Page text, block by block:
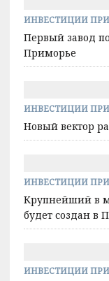
ИНВЕСТИЦИИ
Первый завод
Приморье
ИНВЕСТИЦИИ
Новый вектор
ИНВЕСТИЦИИ
Крупнейший в
будет создан в
ИНВЕСТИЦИИ